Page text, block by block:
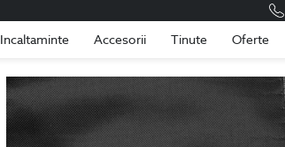
Incaltaminte Accesorii Tinute Oferte
Romania